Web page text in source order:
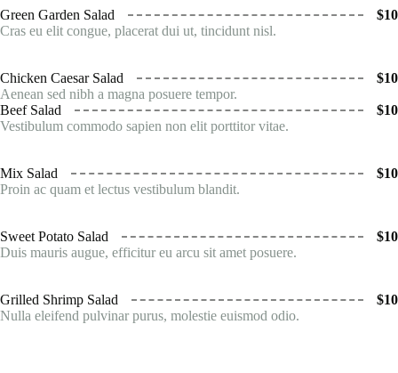
Green Garden Salad
$10
Cras eu elit congue, placerat dui ut, tincidunt nisl.
Chicken Caesar Salad
$10
Aenean sed nibh a magna posuere tempor.
Beef Salad
$10
Vestibulum commodo sapien non elit porttitor vitae.
Mix Salad
$10
Proin ac quam et lectus vestibulum blandit.
Sweet Potato Salad
$10
Duis mauris augue, efficitur eu arcu sit amet posuere.
Grilled Shrimp Salad
$10
Nulla eleifend pulvinar purus, molestie euismod odio.